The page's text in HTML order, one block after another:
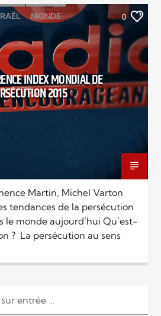
MONDE 0
INDEX MONDIAL DE
2015
Martin, Michel Varton
tendances de la persécution
le monde aujourd’hui Qu’est-
? La persécution au sens